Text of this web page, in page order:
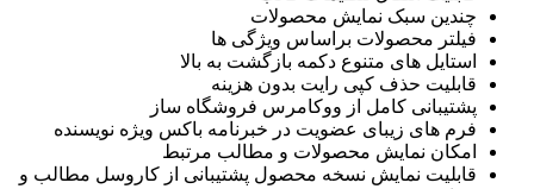
چندین سبک نمایش محصولات
فیلتر محصولات براساس ویژگی ها
استایل های متنوع دکمه بازگشت به بالا
قابلیت حذف کپی رایت بدون هزینه
پشتیبانی کامل از ووکامرس فروشگاه ساز
فرم های زیبای عضویت در خبرنامه باکس ویژه نویسنده
امکان نمایش محصولات و مطالب مرتبط
قابلیت نمایش نسخه محصول پشتیبانی از کاروسل مطالب و